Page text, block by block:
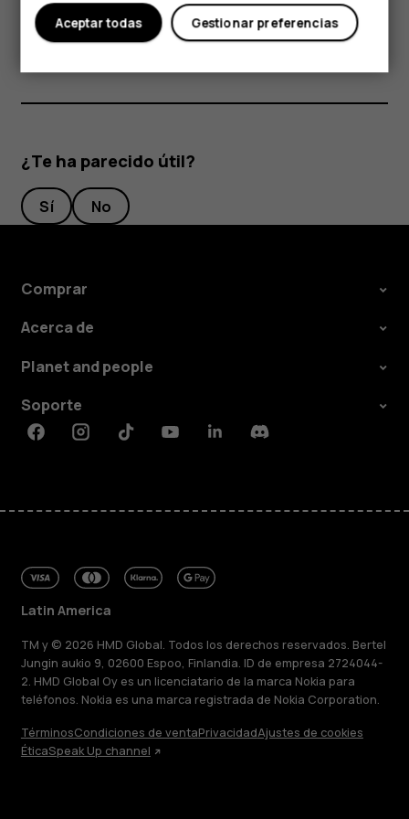
prolongados, ya que las tarjetas pueden dañarse.
¿Te ha parecido útil?
Sí No
Comprar
Acerca de
Planet and people
Soporte
FacebookInstagramTiktokYoutubeLinkedinDiscord
Latin America
TM y © 2026 HMD Global. Todos los derechos reservados. Bertel
Jungin aukio 9, 02600 Espoo, Finlandia. ID de empresa 2724044-
2. HMD Global Oy es un licenciatario de la marca Nokia para
teléfonos. Nokia es una marca registrada de Nokia Corporation.
TérminosCondiciones de ventaPrivacidadAjustes de cookies
ÉticaSpeak Up channel
Gestionar preferencias
Aceptar todas